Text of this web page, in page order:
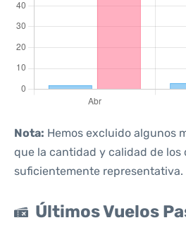
Nota: Hemos excluido algunos
que la cantidad y calidad de los
suficientemente representativa.
Últimos Vuelos